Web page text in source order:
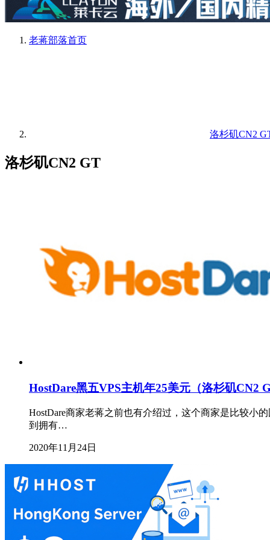
老蒋部落首页
洛杉矶CN2
洛杉矶CN2 GT
HostDare黑五VPS主机年25美元（洛杉矶CN2
HostDare商家老蒋之前也有介绍过，这个商家是比较小
到拥有…
2020年11月24日